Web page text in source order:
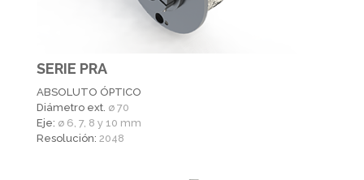
SERIE PRA
ABSOLUTO ÓPTICO
Diámetro ext. ø 70
Eje: ø 6, 7, 8 y 10 mm
Resolución: 2048